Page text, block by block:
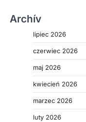
Archív
lipiec 2026
czerwiec 2026
maj 2026
kwiecień 2026
marzec 2026
luty 2026